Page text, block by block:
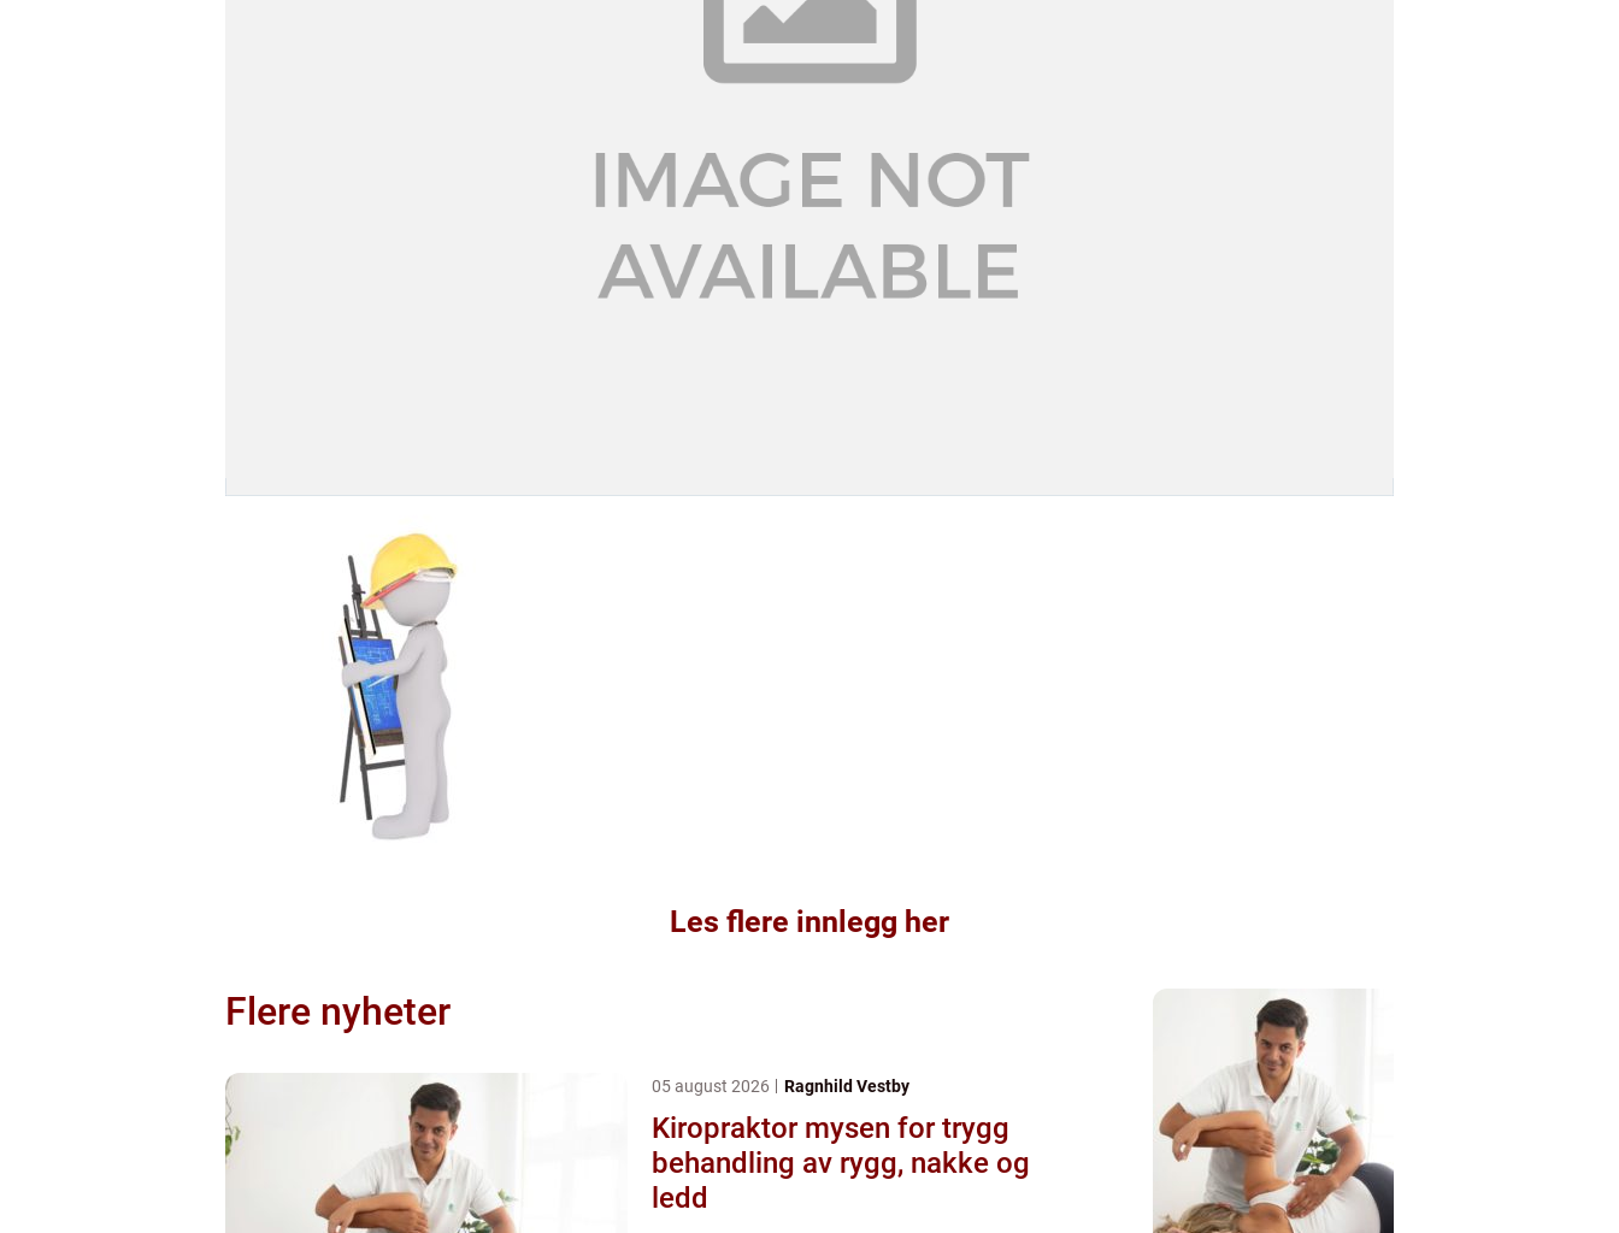
Les flere innlegg her
Flere nyheter
05 august 2026 Ragnhild Vestby
Kiropraktor mysen for trygg
behandling av rygg, nakke og
ledd